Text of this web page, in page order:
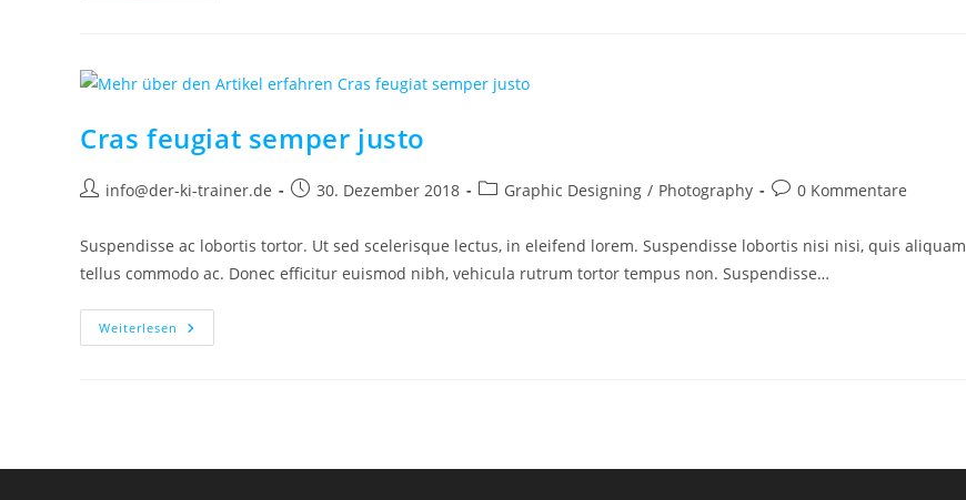
Cras feugiat semper justo
Beitrags-
info@der-ki-trainer.de
Beitrag30. Dezember 2018
Beitrags-
Graphic Designing / Photography
Beitrags-
0 Kommentare
Suspendisse ac lobortis tortor. Ut sed scelerisque lectus, in eleifend lorem. Suspendisse lobortis nisi nisi, quis aliquam
tellus commodo ac. Donec efficitur euismod nibh, vehicula rutrum tortor tempus non. Suspendisse…
Weiterlesen Cras
Feugiat